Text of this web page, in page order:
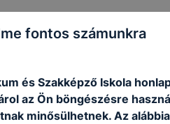
fontos számunkra
és Szakképző Iskola
az Ön böngészésre
minősülhetnek. Az